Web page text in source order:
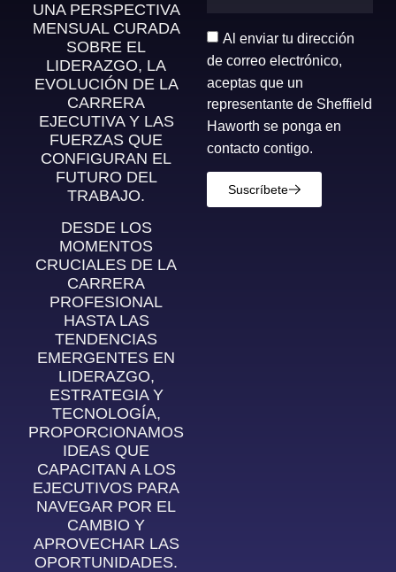
UNA PERSPECTIVA
MENSUAL CURADA
SOBRE EL
LIDERAZGO, LA
EVOLUCIÓN DE LA
CARRERA
EJECUTIVA Y LAS
FUERZAS QUE
CONFIGURAN EL
FUTURO DEL
TRABAJO.
DESDE LOS
MOMENTOS
CRUCIALES DE LA
CARRERA
PROFESIONAL
HASTA LAS
TENDENCIAS
EMERGENTES EN
LIDERAZGO,
ESTRATEGIA Y
TECNOLOGÍA,
PROPORCIONAMOS
IDEAS QUE
CAPACITAN A LOS
EJECUTIVOS PARA
NAVEGAR POR EL
CAMBIO Y
APROVECHAR LAS
OPORTUNIDADES.
Al enviar tu dirección
de correo electrónico,
aceptas que un
representante de Sheffield
Haworth se ponga en
contacto contigo.
Suscríbete